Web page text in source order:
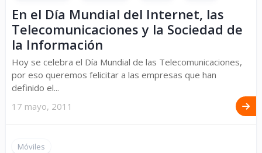
En el Día Mundial del Internet, las
Telecomunicaciones y la Sociedad de
la Información
Hoy se celebra el Día Mundial de las Telecomunicaciones,
por eso queremos felicitar a las empresas que han
definido el...
17 mayo, 2011
Móviles